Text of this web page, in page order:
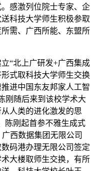
感激列位院士专家、企
科技大学师生积极参取
需、广西所能、东盟所
“北上广研发+广西集成
式取科技大学师生交换
进中国东友邦家人工智
刚随后来到该校学术大
人类的进化激发的思
陈刚起首参不雅生成式
西数据集团无限公司
码港办理无限公司签定
大楼取师生交换，有所